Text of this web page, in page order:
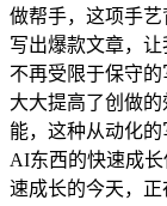
做帮手，这项手
写出爆款文章，
不再受限于保守
大大提高了创做
能，这种从动化的
AI东西的快速成
速成长的今天，正